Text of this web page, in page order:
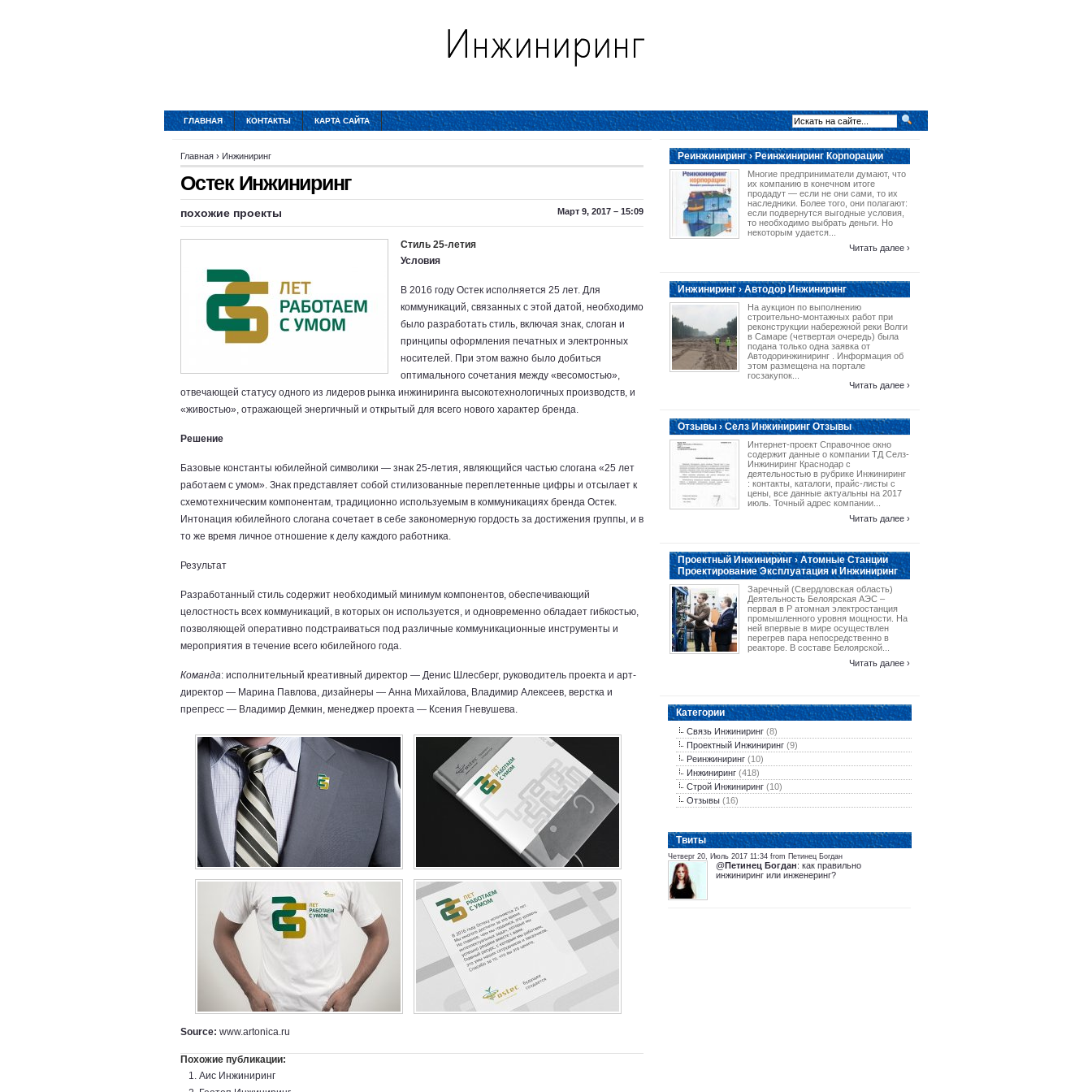
ГЛАВНАЯ КОНТАКТЫ КАРТА САЙТА
Главная › Инжиниринг
Остек Инжиниринг
похожие проекты Март 9, 2017 – 15:09
Стиль 25-летия
Условия
В 2016 году Остек исполняется 25 лет. Для
коммуникаций, связанных с этой датой, необходимо
было разработать стиль, включая знак, слоган и
принципы оформления печатных и электронных
носителей. При этом важно было добиться
оптимального сочетания между «весомостью»,
отвечающей статусу одного из лидеров рынка инжиниринга высокотехнологичных производств, и
«живостью», отражающей энергичный и открытый для всего нового характер бренда.
Решение
Базовые константы юбилейной символики — знак 25-летия, являющийся частью слогана «25 лет
работаем с умом». Знак представляет собой стилизованные переплетенные цифры и отсылает к
схемотехническим компонентам, традиционно используемым в коммуникациях бренда Остек.
Интонация юбилейного слогана сочетает в себе закономерную гордость за достижения группы, и в
то же время личное отношение к делу каждого работника.
Результат
Разработанный стиль содержит необходимый минимум компонентов, обеспечивающий
целостность всех коммуникаций, в которых он используется, и одновременно обладает гибкостью,
позволяющей оперативно подстраиваться под различные коммуникационные инструменты и
мероприятия в течение всего юбилейного года.
Команда: исполнительный креативный директор — Денис Шлесберг, руководитель проекта и арт-
директор — Марина Павлова, дизайнеры — Анна Михайлова, Владимир Алексеев, верстка и
препресс — Владимир Демкин, менеджер проекта — Ксения Гневушева.
Source: www.artonica.ru
Похожие публикации:
Аис Инжиниринг
Реинжиниринг › Реинжиниринг Корпорации
Многие предприниматели думают, что
их компанию в конечном итоге
продадут — если не они сами, то их
наследники. Более того, они полагают:
если подвернутся выгодные условия,
то необходимо выбрать деньги. Но
некоторым удается...
Читать далее ›
Инжиниринг › Автодор Инжиниринг
На аукцион по выполнению
строительно-монтажных работ при
реконструкции набережной реки Волги
в Самаре (четвертая очередь) была
подана только одна заявка от
Автодоринжиниринг . Информация об
этом размещена на портале
госзакупок...
Читать далее ›
Отзывы › Селз Инжиниринг Отзывы
Интернет-проект Справочное окно
содержит данные о компании ТД Селз-
Инжиниринг Краснодар с
деятельностью в рубрике Инжиниринг
: контакты, каталоги, прайс-листы с
цены, все данные актуальны на 2017
июль. Точный адрес компании...
Читать далее ›
Проектный Инжиниринг › Атомные Станции
Проектирование Эксплуатация и Инжиниринг
Заречный (Свердловская область)
Деятельность Белоярская АЭС –
первая в Р атомная электростанция
промышленного уровня мощности. На
ней впервые в мире осуществлен
перегрев пара непосредственно в
реакторе. В составе Белоярской...
Читать далее ›
Категории
Связь Инжиниринг (8)
Проектный Инжиниринг (9)
Реинжиниринг (10)
Инжиниринг (418)
Строй Инжиниринг (10)
Отзывы (16)
Tвиты
Четверг 20, Июль 2017 11:34 from Петинец Богдан
@Петинец Богдан: как правильно
инжиниринг или инженеринг?